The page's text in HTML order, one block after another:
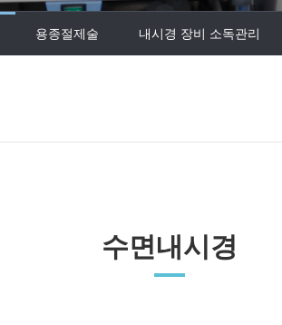
용종절제술 내시경 장비 소독관리
수면내시경